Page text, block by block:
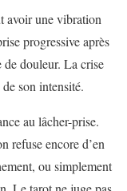
avoir une vibration
progressive après
douleur. La crise
son intensité.
au lâcher-prise.
refuse encore d’en
ou simplement